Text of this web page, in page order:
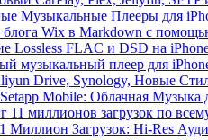
Музыкальные Плееры для
блога Wix в Markdown с
Lossless FLAC и DSD на
музыкальный плеер для
Drive, Synology, Новые
Mobile: Облачная Музыка
11 миллионов загрузок по
Миллион Загрузок: Hi-Res